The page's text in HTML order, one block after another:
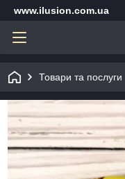
www.ilusion.com.ua
Товари та послуги